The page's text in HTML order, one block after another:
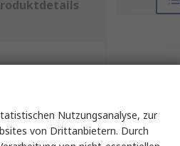
Nutzungsanalyse, zur
von Drittanbietern. Durch